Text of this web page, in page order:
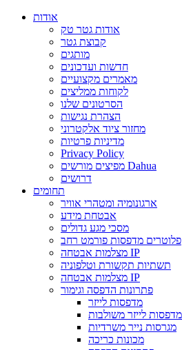
אודות
אודות גטר טק
קבוצת גטר
מותגים
חדשות ועדכונים
מאמרים מקצועיים
לקוחות ממליצים
הסרטונים שלנו
הצהרת נגישות
מחזור ציוד אלקטרוני
מדיניות פרטיות
Privacy Policy
מפיצים מורשים Dahua
דרושים
תחומים
ארגונומיה ומטהרי אוויר
אבטחת מידע
מסכי מגע גדולים
פלוטרים מדפסות פורמט רחב
מצלמות אבטחה IP
תשתיות תקשורת וטלפוניה
מצלמות אבטחה IP
פתרונות הדפסה וגימור
מדפסות לייזר
מגרסות נייר משרדיות
מכונות כריכה